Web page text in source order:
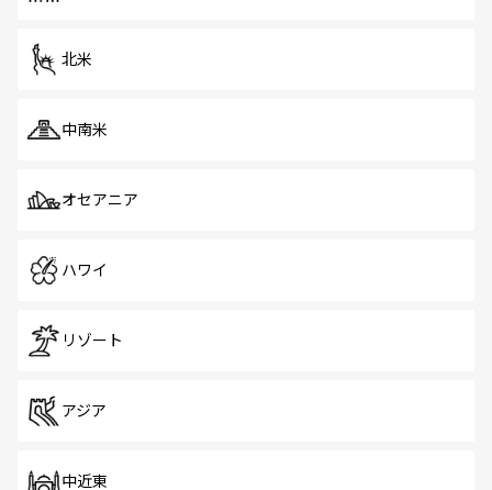
北米
中南米
オセアニア
ハワイ
リゾート
アジア
中近東